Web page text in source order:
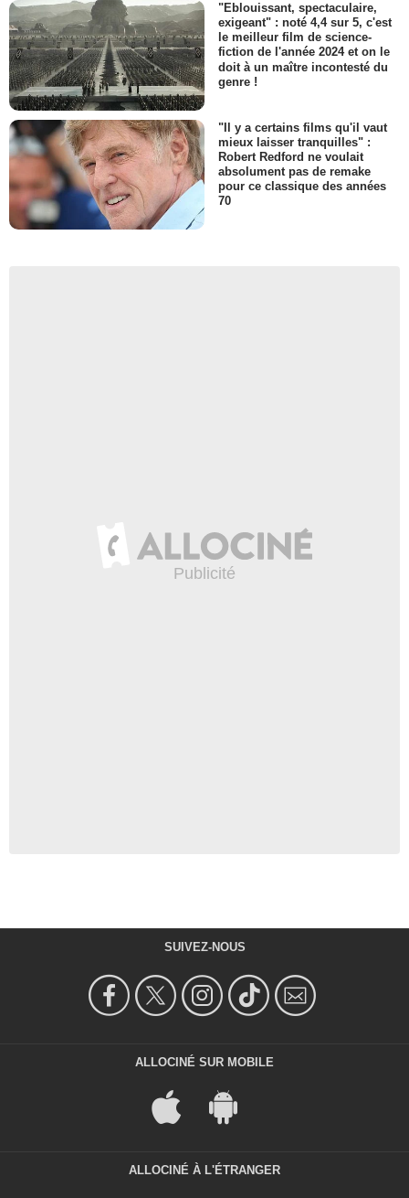
"Eblouissant, spectaculaire,
exigeant" : noté 4,4 sur 5, c'est
le meilleur film de science-
fiction de l'année 2024 et on le
doit à un maître incontesté du
genre !
"Il y a certains films qu'il vaut
mieux laisser tranquilles" :
Robert Redford ne voulait
absolument pas de remake
pour ce classique des années
70
SUIVEZ-NOUS
ALLOCINÉ SUR MOBILE
ALLOCINÉ À L'ÉTRANGER